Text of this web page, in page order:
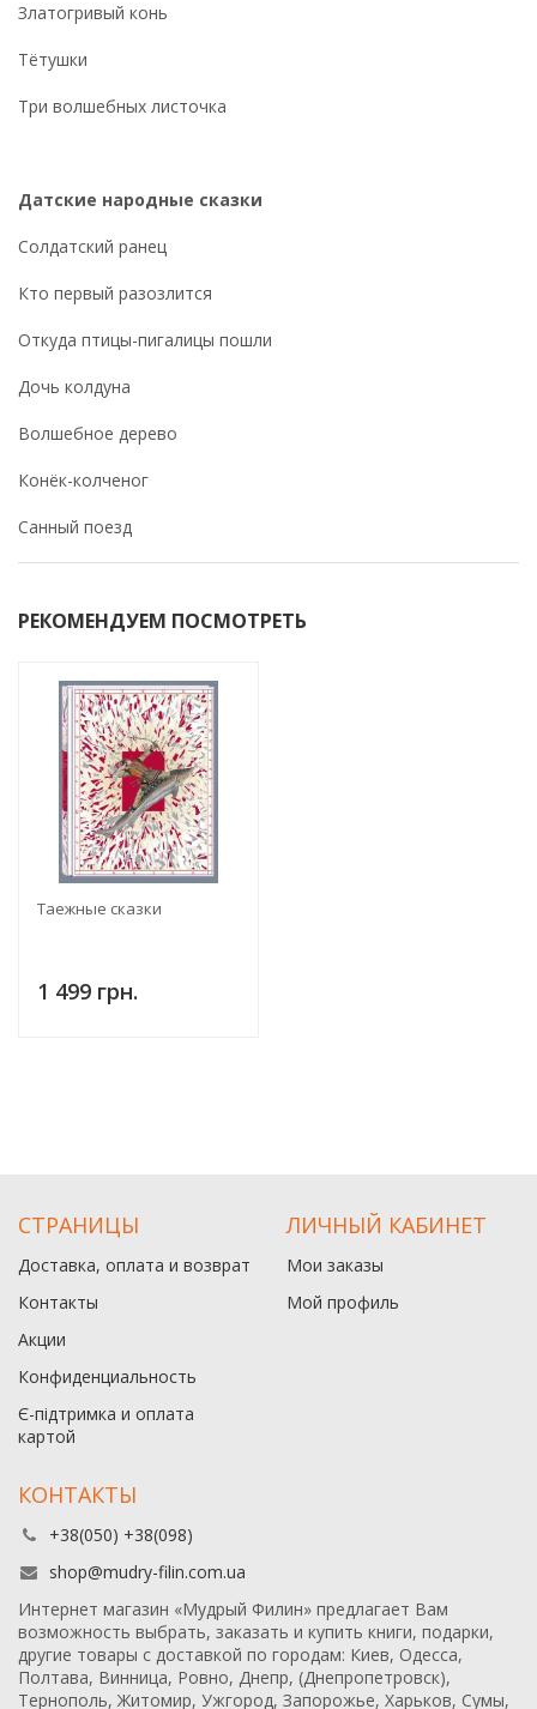
Златогривый конь
Тётушки
Три волшебных листочка
Датские народные сказки
Солдатский ранец
Кто первый разозлится
Откуда птицы-пигалицы пошли
Дочь колдуна
Волшебное дерево
Конёк-колченог
Санный поезд
РЕКОМЕНДУЕМ ПОСМОТРЕТЬ
Таежные сказки
1 499 грн.
СТРАНИЦЫ
Доставка, оплата и возврат
Контакты
Акции
Конфиденциальность
Є-підтримка и оплата
картой
ЛИЧНЫЙ КАБИНЕТ
Мои заказы
Мой профиль
КОНТАКТЫ
+38(050) +38(098)
shop@mudry-filin.com.ua
Интернет магазин «Мудрый Филин» предлагает Вам
возможность выбрать, заказать и купить книги, подарки,
другие товары с доставкой по городам: Киев, Одесса,
Полтава, Винница, Ровно, Днепр, (Днепропетровск),
Тернополь, Житомир, Ужгород, Запорожье, Харьков, Сумы,